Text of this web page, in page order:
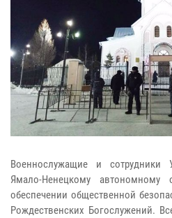
Военнослужащие и сотрудники
Ямало-Ненецкому автономному
обеспечении общественной
Рождественских Богослужений.